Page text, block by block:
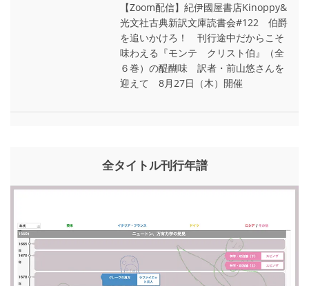
【Zoom配信】紀伊國屋書店Kinoppy&
光文社古典新訳文庫読書会#122 伯爵
を追いかけろ！ 刊行途中だからこそ
味わえる『モンテ゠クリスト伯』（全
６巻）の醍醐味 訳者・前山悠さんを
迎えて 8月27日（木）開催
全タイトル刊行年譜